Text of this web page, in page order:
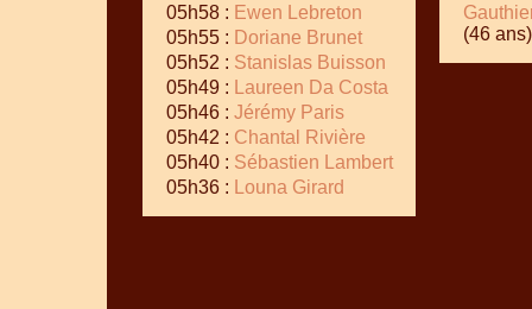
05h58 : Ewen Lebreton
05h55 : Doriane Brunet
05h52 : Stanislas Buisson
05h49 :
Laureen Da Costa
05h46 : Jérémy Paris
05h42 : Chantal Rivière
05h40 : Sébastien Lambert
05h36 :
Louna Girard
(46 ans)